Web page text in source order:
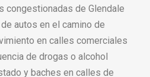
congestionadas de Glendale
autos en el camino de
en calles comerciales
de drogas o alcohol
y baches en calles de